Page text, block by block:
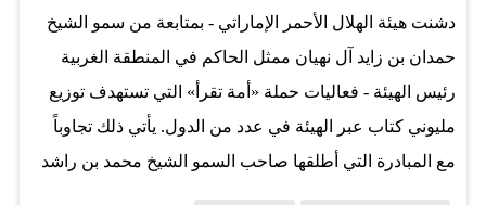
مع تداعيات الكارثة من خلال تعزيز قدرات نظيرتها السودانية
للقيام بمهامها الإغاثية تجاه المنكوبين، وتعمل وبالتنسيق معها
لتنفيذ البرنامج الإغاثي الذي يوفر احتياجات آلاف الأسر في
المناطق المتأثرة في عدد من الولايات السودانية. وأشار إلى
أن وفد الهيئة سيشرف على عمليات…
دشنت هيئة الهلال الأحمر الإماراتي - بمتابعة من سمو الشيخ
حمدان بن زايد آل نهيان ممثل الحاكم في المنطقة الغربية
رئيس الهيئة - فعاليات حملة «أمة تقرأ» التي تستهدف توزيع
مليوني كتاب عبر الهيئة في عدد من الدول. يأتي ذلك تجاوباً
مع المبادرة التي أطلقها صاحب السمو الشيخ محمد بن راشد